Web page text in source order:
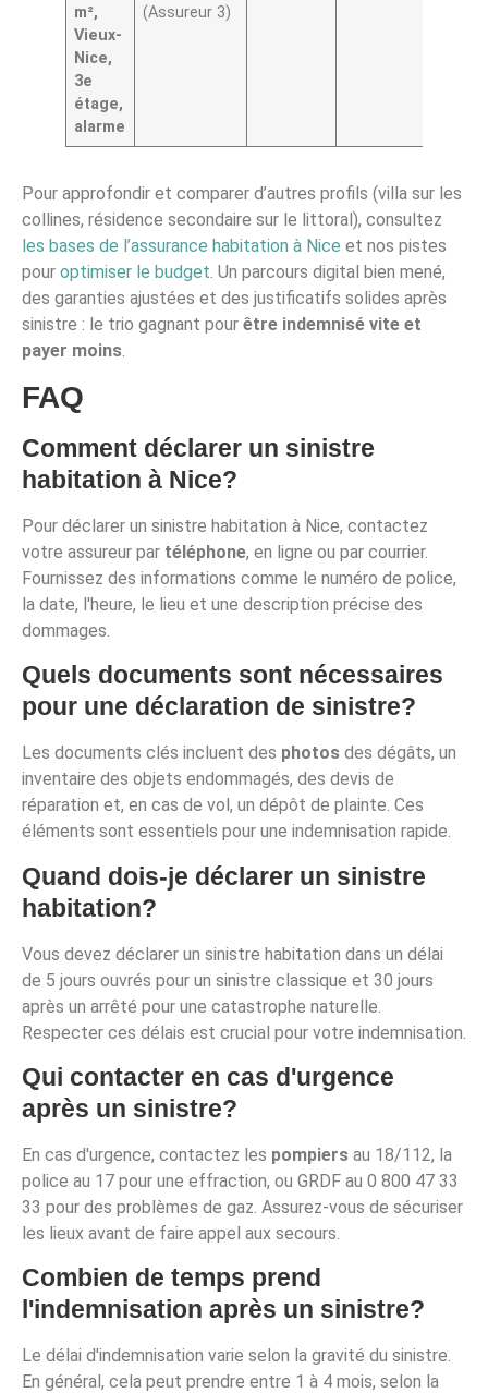
m²,
Vieux-
Nice,
3e
étage,
alarme
(Assureur 3)
Pour approfondir et comparer d’autres profils (villa sur les
collines, résidence secondaire sur le littoral), consultez
les bases de l’assurance habitation à Nice et nos pistes
pour optimiser le budget . Un parcours digital bien mené,
des garanties ajustées et des justificatifs solides après
sinistre : le trio gagnant pour être indemnisé vite et
payer moins
FAQ
Comment déclarer un sinistre
habitation à Nice?
Pour déclarer un sinistre habitation à Nice, contactez
votre assureur par téléphone, en ligne ou par courrier.
Fournissez des informations comme le numéro de police,
la date, l'heure, le lieu et une description précise des
dommages.
Quels documents sont nécessaires
pour une déclaration de sinistre?
Les documents clés incluent des photos des dégâts, un
inventaire des objets endommagés, des devis de
réparation et, en cas de vol, un dépôt de plainte. Ces
éléments sont essentiels pour une indemnisation rapide.
Quand dois-je déclarer un sinistre
habitation?
Vous devez déclarer un sinistre habitation dans un délai
de 5 jours ouvrés pour un sinistre classique et 30 jours
après un arrêté pour une catastrophe naturelle.
Respecter ces délais est crucial pour votre indemnisation.
Qui contacter en cas d'urgence
après un sinistre?
En cas d'urgence, contactez les pompiers au 18/112, la
police au 17 pour une effraction, ou GRDF au 0 800 47 33
33 pour des problèmes de gaz. Assurez-vous de sécuriser
les lieux avant de faire appel aux secours.
Combien de temps prend
l'indemnisation après un sinistre?
Le délai d'indemnisation varie selon la gravité du sinistre.
En général, cela peut prendre entre 1 à 4 mois, selon la